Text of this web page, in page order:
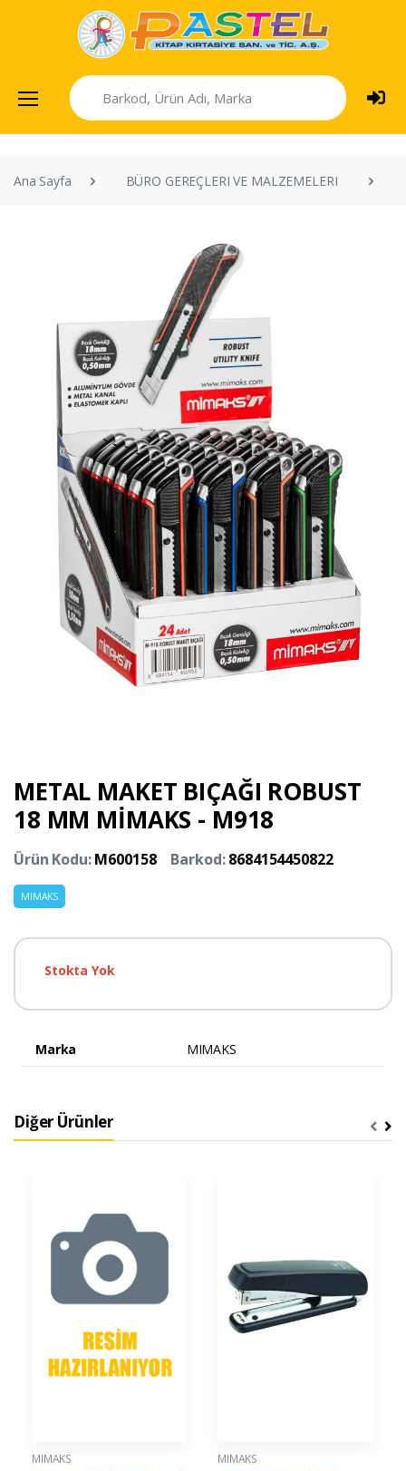
Ana Sayfa BÜRO GEREÇLERI VE MALZEMELERI
METAL MAKET BIÇAĞI ROBUST
18 MM MİMAKS - M918
Ürün Kodu:M600158 Barkod:8684154450822
MIMAKS
Stokta Yok
Marka MIMAKS
Diğer Ürünler
MIMAKS
MIMAKS